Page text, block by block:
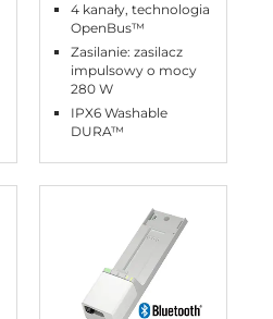
4 kanały, technologia
OpenBus™
Zasilanie: zasilacz
impulsowy o mocy
280 W
IPX6 Washable
DURA™